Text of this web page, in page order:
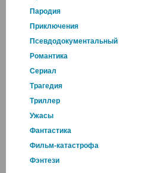
Пародия
Приключения
Псевдодокументальный
Романтика
Cериал
Трагедия
Триллер
Ужасы
Фантастика
Фильм-катастрофа
Фэнтези